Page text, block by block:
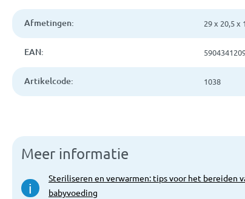
Afmetingen: 29 x 20,5 x
EAN:
Artikelcode: 1038
Meer informatie
i
Steriliseren en verwarmen: tips voor het bereiden
babyvoeding